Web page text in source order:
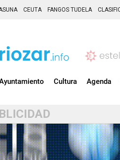
CEUTA FANGOS TUDELA
Cultura Agenda